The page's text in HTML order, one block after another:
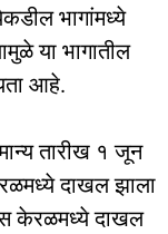
भागांमध्ये
या भागातील
आहे.
तारीख १ जून
दाखल झाला
केरळमध्ये दाखल